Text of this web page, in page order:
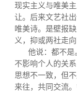
现实主义与唯美
让。后来文艺社
唯美诗。是壁报
义，抑或两社走向
他说：都不是
不影响个人的关
思想不一致，但
来往，共同交流